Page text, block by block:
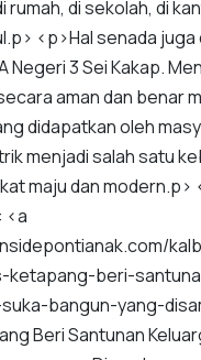
rumah, disekolah, di
.p> <p>Halsenada juga
Negeri3SeiKakap.
amandan benar
didapatkanoleh
menjadisalahsatu
majudanmodern.p>
: <a
.com/
-ketapang-beri-
suka-bangun-yang-
BeriSantunan